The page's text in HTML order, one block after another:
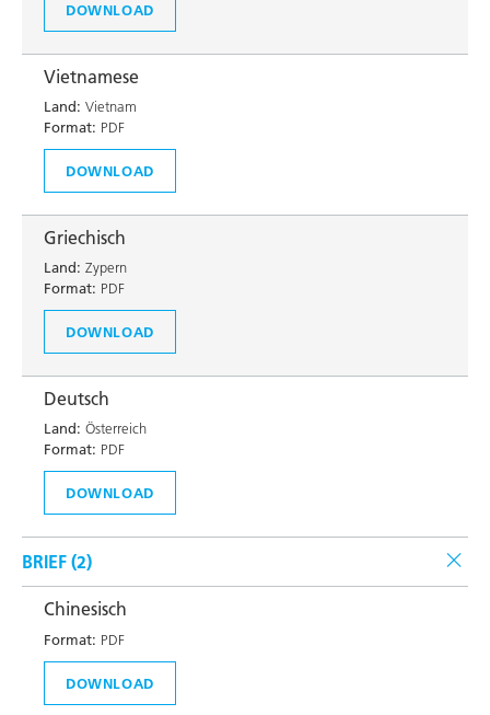
DOWNLOAD
Vietnamese
Land: Vietnam
Format: PDF
DOWNLOAD
Griechisch
Land: Zypern
Format: PDF
DOWNLOAD
Deutsch
Land: Österreich
Format: PDF
DOWNLOAD
BRIEF (2)
Chinesisch
Format: PDF
DOWNLOAD